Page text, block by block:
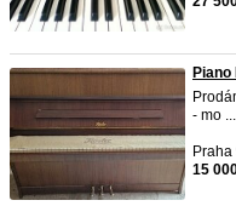
- mo ...
15